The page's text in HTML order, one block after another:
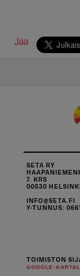
Jaa
SETA RY
7. KRS
00530 HELSINKI
INFO@SETA.FI
Y-TUNNUS:
TOIMISTON
GOOGLE-